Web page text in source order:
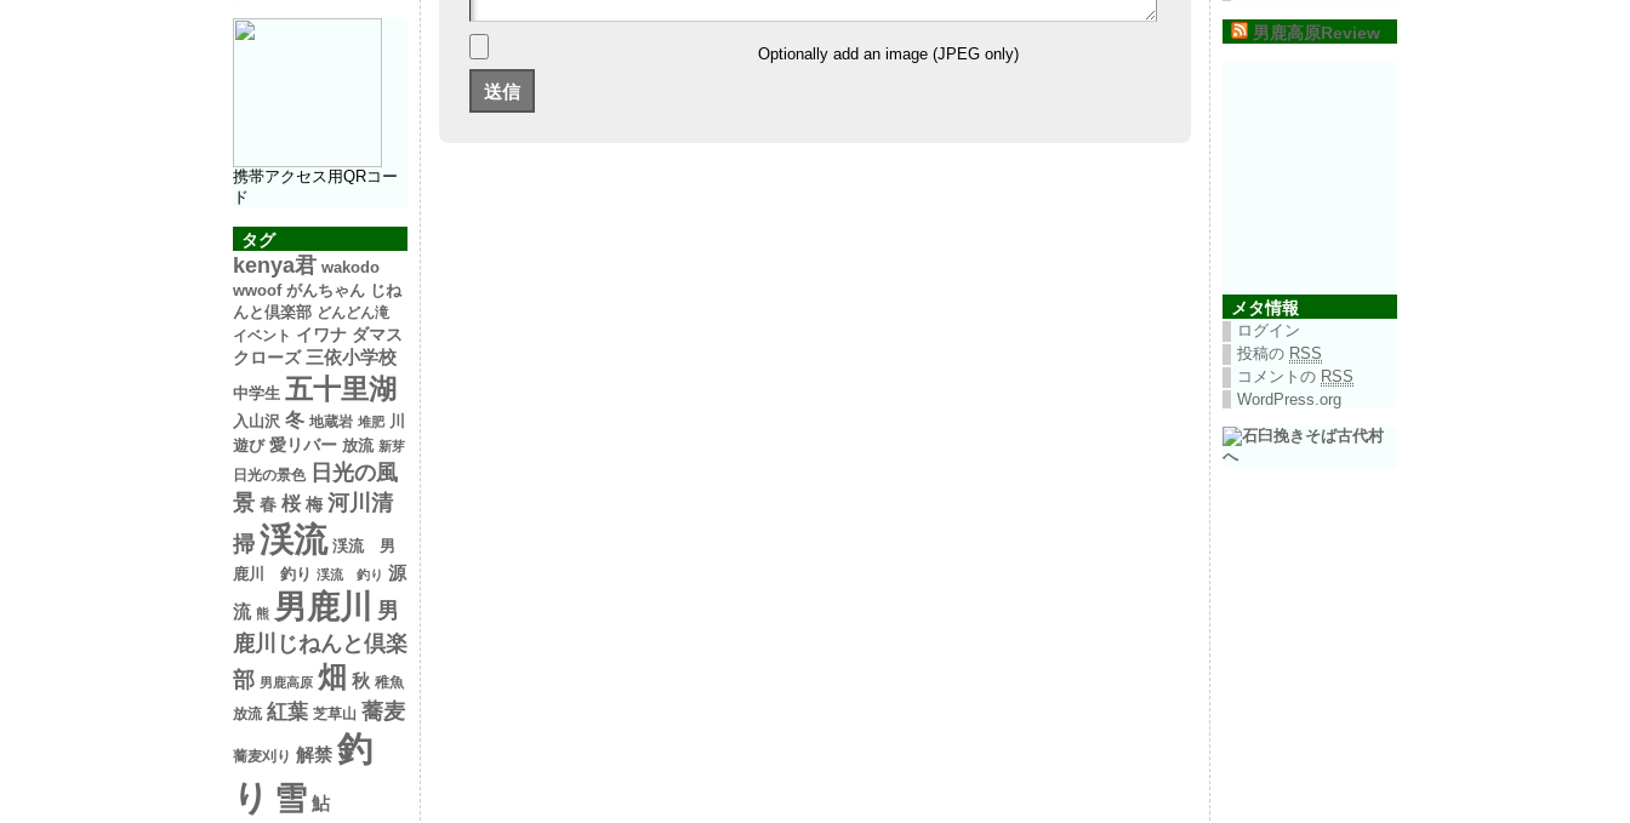
携帯アクセス用QRコー
ド
タグ
kenya君 wakodo
wwoof がんちゃん じね
んと倶楽部 どんどん滝
イベント イワナ ダマス
クローズ 三依小学校
中学生 五十里湖
入山沢 冬 地蔵岩 堆肥 川
遊び 愛リバー 放流 新芽
日光の景色
日光の風
景 春 桜 梅 河川清
掃渓流 渓流 男
鹿川 釣り 渓流 釣り 源
流 熊 男鹿川
男
鹿川じねんと倶楽
部 男鹿高原 畑 秋 稚魚
放流 紅葉 芝草山 蕎麦
蕎麦刈り 解禁 釣
り 雪 鮎
Optionally add an image (JPEG only)
男鹿高原Review
メタ情報
ログイン
投稿の RSS
コメントの RSS
WordPress.org